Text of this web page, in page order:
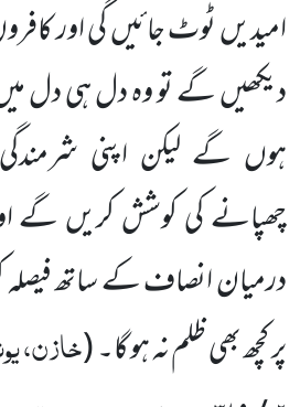
امیدیں ٹوٹ جائیں گی اور
دیکھیں گے تو وہ دل ہی دل
ہوں گے لیکن اپنی
چھپانے کی کوشش کریں
درمیان انصاف کے ساتھ فیصلہ
پر کچھ بھی ظلم نہ ہو گا۔(خازن،